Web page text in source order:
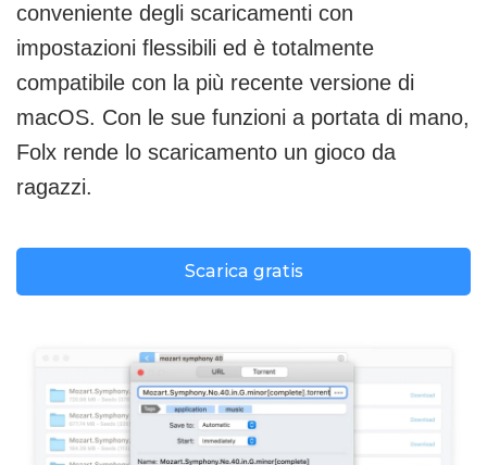
conveniente degli scaricamenti con
impostazioni flessibili ed è totalmente
compatibile con la più recente versione di
macOS. Con le sue funzioni a portata di mano,
Folx rende lo scaricamento un gioco da
ragazzi.
Scarica gratis